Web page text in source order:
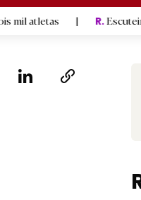
| R.Escuteiros de